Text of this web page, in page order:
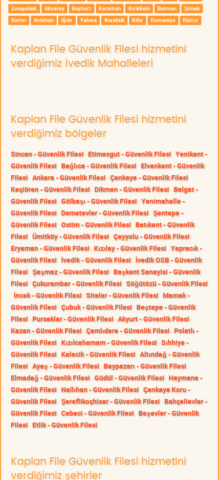
Zonguldak Aksaray Bayburt Karaman Kırıkkale Batman
Şırnak
Bartın
Ardahan Iğdır Yalova Karabük Kilis Osmaniye Düzce
Kaplan File Güvenlik Filesi hizmetini
verdiğimiz İvedik Mahalleleri
Kaplan File Güvenlik Filesi hizmetini
verdiğimiz bölgeler
Sincan - Güvenlik Filesi Etimesgut - Güvenlik Filesi Yenikent -
Güvenlik Filesi Bağlıca - Güvenlik Filesi Elvankent - Güvenlik
Filesi Ankara - Güvenlik Filesi Çankaya - Güvenlik Filesi
Keçiören - Güvenlik Filesi Dikmen - Güvenlik Filesi Balgat -
Güvenlik Filesi Gölbaşı - Güvenlik Filesi Yenimahalle -
Güvenlik Filesi Demetevler - Güvenlik Filesi Şentepe -
Güvenlik Filesi Ostim - Güvenlik Filesi Batıkent - Güvenlik
Filesi Ümitköy - Güvenlik Filesi Çayyolu - Güvenlik Filesi
Eryaman - Güvenlik Filesi Kızılay - Güvenlik Filesi Yapracık -
Güvenlik Filesi İvedik - Güvenlik Filesi İvedik OSB - Güvenlik
Filesi Şaşmaz - Güvenlik Filesi Başkent Sanayisi - Güvenlik
Filesi Çukurambar - Güvenlik Filesi Söğütözü - Güvenlik Filesi
İncek - Güvenlik Filesi Siteler - Güvenlik Filesi Mamak -
Güvenlik Filesi Çubuk - Güvenlik Filesi Beştepe - Güvenlik
Filesi Pursaklar - Güvenlik Filesi Akyurt - Güvenlik Filesi
Kazan - Güvenlik Filesi Çamlıdere - Güvenlik Filesi Polatlı -
Güvenlik Filesi Kızılcahamam - Güvenlik Filesi Sıhhiye -
Güvenlik Filesi Kalecik - Güvenlik Filesi Altındağ - Güvenlik
Filesi Ayaş - Güvenlik Filesi Baypazarı - Güvenlik Filesi
Elmadağ - Güvenlik Filesi Güdül - Güvenlik Filesi Haymana -
Güvenlik Filesi Nallıhan - Güvenlik Filesi Çankaya Koru -
Güvenlik Filesi Şereflikoçhisar - Güvenlik Filesi Bahçelievler -
Güvenlik Filesi Cebeci - Güvenlik Filesi Beşevler - Güvenlik
Filesi Etlik - Güvenlik Filesi
Kaplan File Güvenlik Filesi hizmetini
verdiğimiz şehirler